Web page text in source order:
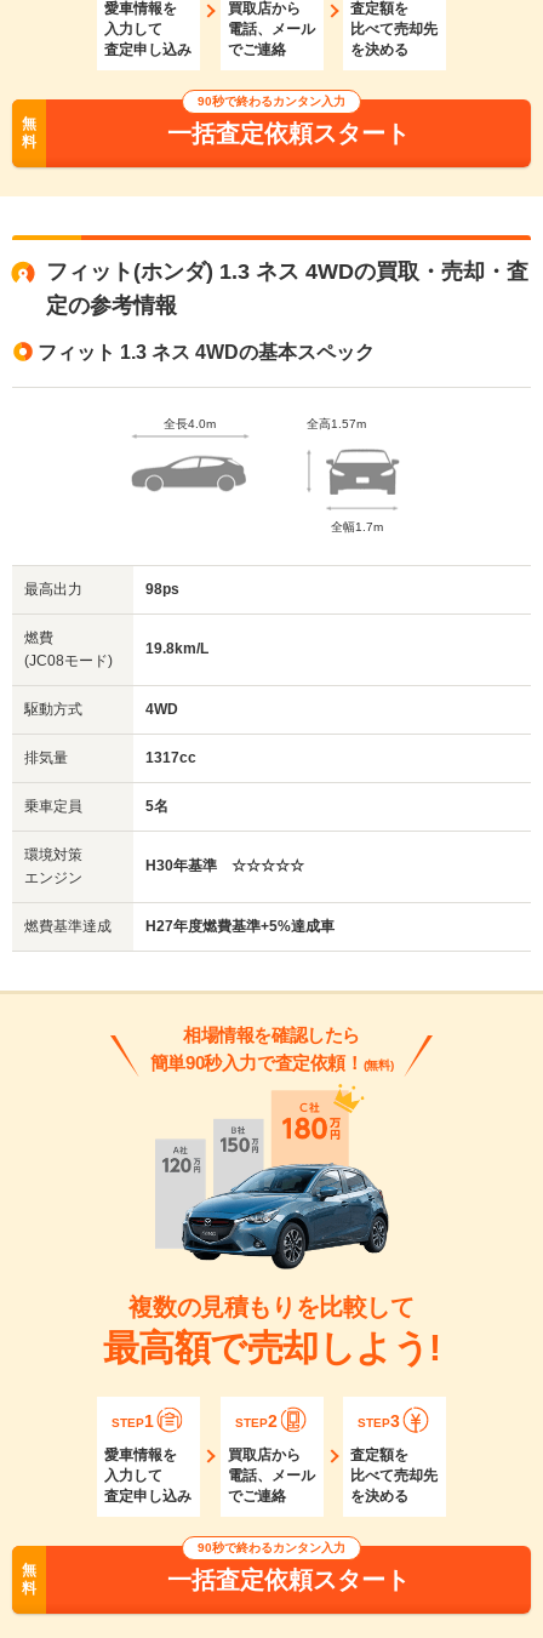
愛車情報を
入力して
査定申し込み
買取店から
電話、メール
でご連絡
査定額を
比べて売却先
を決める
無
料
90秒で終わるカンタン入力
一括査定依頼スタート
フィット(ホンダ) 1.3 ネス 4WDの買取・売却・査
定の参考情報
フィット 1.3 ネス 4WDの基本スペック
全長4.0m 全高1.57m
全幅1.7m
最高出力 98ps
燃費
(JC08モード)
19.8km/L
駆動方式 4WD
排気量 1317cc
乗車定員 5名
環境対策
エンジン
H30年基準 ☆☆☆☆☆
燃費基準達成 H27年度燃費基準+5%達成車
相場情報を確認したら
簡単90秒入力で査定依頼！ (無料)
複数の見積もりを比較して
最高額で売却しよう!
STEP1
愛車情報を
入力して
査定申し込み
STEP2
買取店から
電話、メール
でご連絡
STEP3
査定額を
比べて売却先
を決める
無
料
90秒で終わるカンタン入力
一括査定依頼スタート